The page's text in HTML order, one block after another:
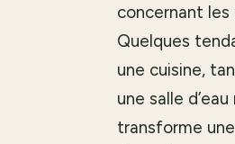
concernant les
Quelques
une cuisine,
une salle
transforme